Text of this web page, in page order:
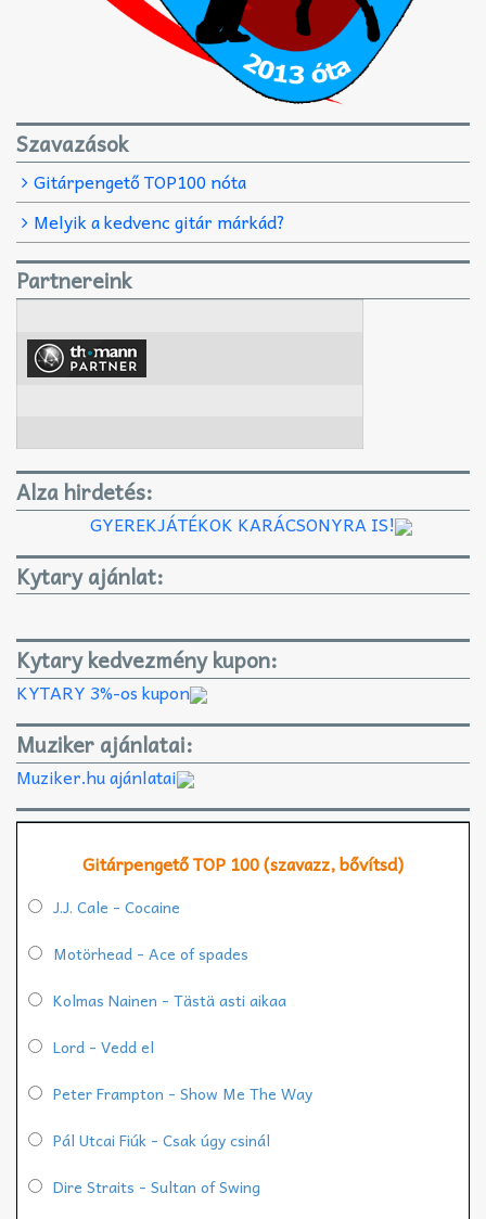
Szavazások
Gitárpengető TOP100 nóta
Melyik a kedvenc gitár márkád?
Partnereink
Alza hirdetés:
GYEREKJÁTÉKOK KARÁCSONYRA IS!
Kytary ajánlat:
Kytary kedvezmény kupon:
KYTARY 3%-os kupon
Muziker ajánlatai:
Muziker.hu ajánlatai
Gitárpengető TOP 100 (szavazz, bővítsd)
J.J. Cale - Cocaine
Motörhead - Ace of spades
Kolmas Nainen - Tästä asti aikaa
Lord - Vedd el
Peter Frampton - Show Me The Way
Pál Utcai Fiúk - Csak úgy csinál
Dire Straits - Sultan of Swing